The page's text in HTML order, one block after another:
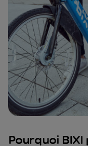
Pourquoi